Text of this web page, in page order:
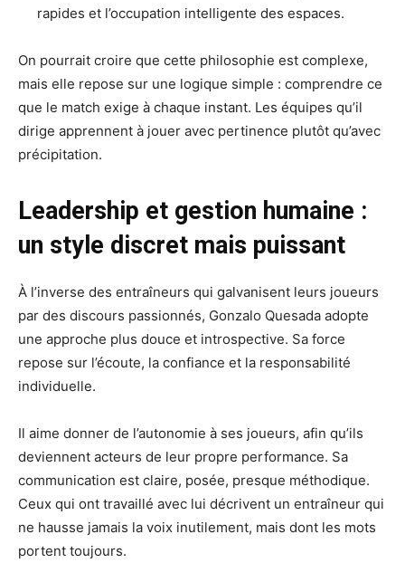
rapides et l’occupation intelligente des espaces.
On pourrait croire que cette philosophie est complexe,
mais elle repose sur une logique simple : comprendre ce
que le match exige à chaque instant. Les équipes qu’il
dirige apprennent à jouer avec pertinence plutôt qu’avec
précipitation.
Leadership et gestion humaine :
un style discret mais puissant
À l’inverse des entraîneurs qui galvanisent leurs joueurs
par des discours passionnés, Gonzalo Quesada adopte
une approche plus douce et introspective. Sa force
repose sur l’écoute, la confiance et la responsabilité
individuelle.
Il aime donner de l’autonomie à ses joueurs, afin qu’ils
deviennent acteurs de leur propre performance. Sa
communication est claire, posée, presque méthodique.
Ceux qui ont travaillé avec lui décrivent un entraîneur qui
ne hausse jamais la voix inutilement, mais dont les mots
portent toujours.